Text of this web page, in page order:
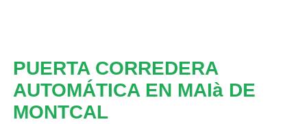
PUERTA CORREDERA
AUTOMÁTICA EN MAIà DE
MONTCAL